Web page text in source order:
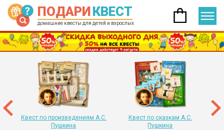
ПОДАРИКВЕСТ
домашние квесты для детей и взрослых
Квест по произведениям А.С.
Пушкина
Квест по сказкам А.С.
Пушкина